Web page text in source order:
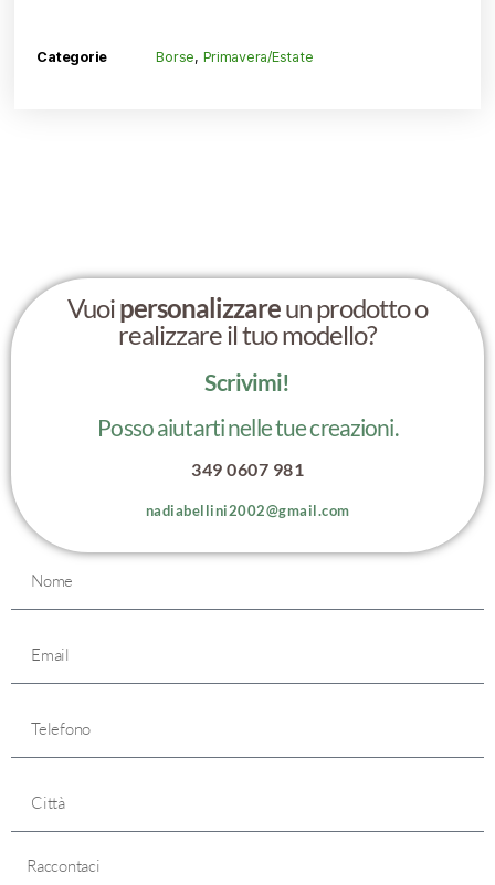
Categorie Borse, Primavera/Estate
Vuoipersonalizzareun prodotto o
realizzare il tuo modello?
Scrivimi!
Posso aiutarti nelle tue creazioni.
349 0607 981
nadiabellini2002@gmail.com